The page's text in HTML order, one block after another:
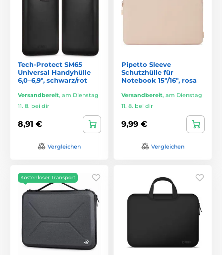
Tech-Protect SM65
Universal Handyhülle
6,0–6,9″, schwarz/rot
Versandbereit, am Dienstag
11. 8. bei dir
8,91 €
Vergleichen
Pipetto Sleeve
Schutzhülle für
Notebook 15"/16", rosa
Versandbereit, am Dienstag
11. 8. bei dir
9,99 €
Vergleichen
Kostenloser Transport